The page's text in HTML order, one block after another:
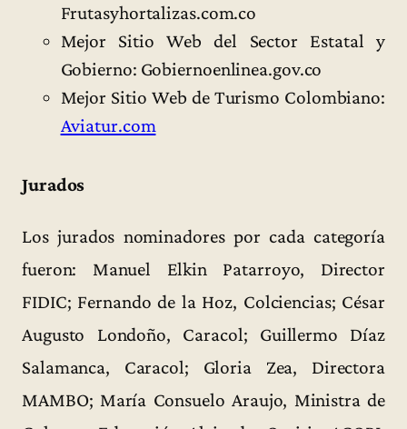
Frutasyhortalizas.com.co
Mejor Sitio Web del Sector Estatal y
Gobierno: Gobiernoenlinea.gov.co
Mejor Sitio Web de Turismo Colombiano:
Aviatur.com
Jurados
Los jurados nominadores por cada categoría
fueron: Manuel Elkin Patarroyo, Director
FIDIC; Fernando de la Hoz, Colciencias; César
Augusto Londoño, Caracol; Guillermo Díaz
Salamanca, Caracol; Gloria Zea, Directora
MAMBO; María Consuelo Araujo, Ministra de